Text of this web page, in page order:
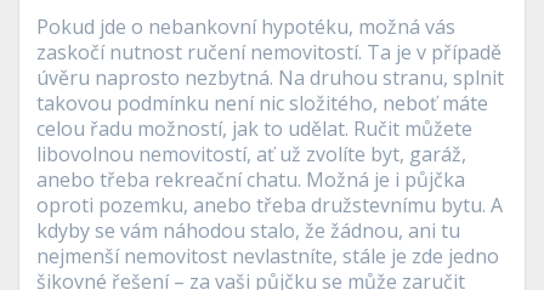
Pokud jde o nebankovní hypotéku, možná vás
zaskočí nutnost ručení nemovitostí. Ta je v případě
úvěru naprosto nezbytná. Na druhou stranu, splnit
takovou podmínku není nic složitého, neboť máte
celou řadu možností, jak to udělat. Ručit můžete
libovolnou nemovitostí, ať už zvolíte byt, garáž,
anebo třeba rekreační chatu. Možná je i půjčka
oproti pozemku, anebo třeba družstevnímu bytu. A
kdyby se vám náhodou stalo, že žádnou, ani tu
nejmenší nemovitost nevlastníte, stále je zde jedno
šikovné řešení – za vaši půjčku se může zaručit